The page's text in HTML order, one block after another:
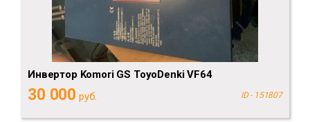
Инвертор Komori GS ToyoDenki VF64
30 000 руб. ID - 151807